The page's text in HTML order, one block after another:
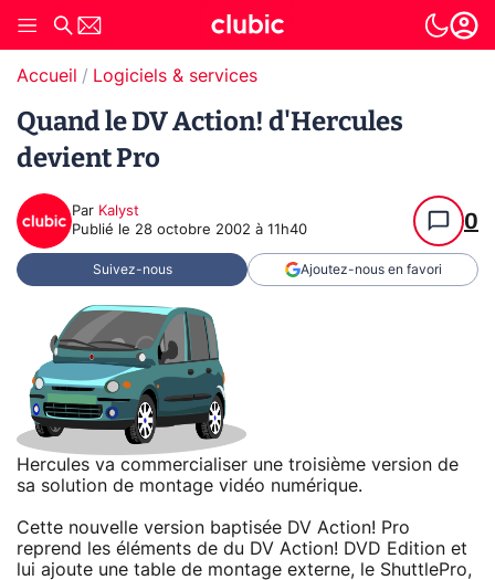
Accueil Logiciels & services
Quand le DV Action! d'Hercules
devient Pro
Par Kalyst
Publié le 28 octobre 2002 à 11h40 0
Suivez-nous Ajoutez-nous en favori
Hercules va commercialiser une troisième version de
sa solution de montage vidéo numérique.
Cette nouvelle version baptisée DV Action! Pro
reprend les éléments de du DV Action! DVD Edition et
lui ajoute une table de montage externe, le ShuttlePro,